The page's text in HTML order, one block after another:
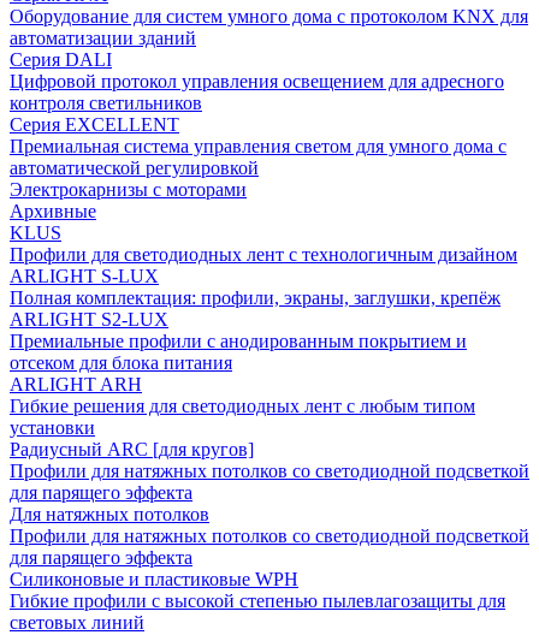
Оборудование для систем умного дома с протоколом KNX для
автоматизации зданий
Серия DALI
Цифровой протокол управления освещением для адресного
контроля светильников
Серия EXCELLENT
Премиальная система управления светом для умного дома с
автоматической регулировкой
Электрокарнизы с моторами
Архивные
KLUS
Профили для светодиодных лент с технологичным дизайном
ARLIGHT S-LUX
Полная комплектация: профили, экраны, заглушки, крепёж
ARLIGHT S2-LUX
Премиальные профили с анодированным покрытием и
отсеком для блока питания
ARLIGHT ARH
Гибкие решения для светодиодных лент с любым типом
установки
Радиусный ARC [для кругов]
Профили для натяжных потолков со светодиодной подсветкой
для парящего эффекта
Для натяжных потолков
Профили для натяжных потолков со светодиодной подсветкой
для парящего эффекта
Силиконовые и пластиковые WPH
Гибкие профили с высокой степенью пылевлагозащиты для
световых линий